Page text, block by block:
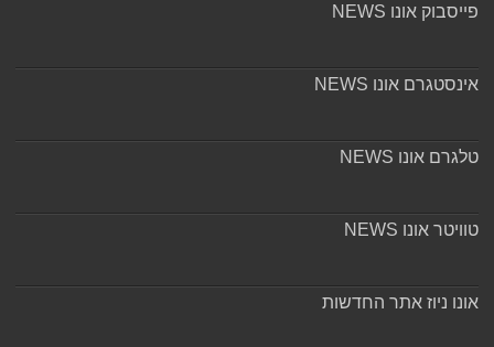
פייסבוק אונו NEWS
אינסטגרם אונו NEWS
טלגרם אונו NEWS
טוויטר אונו NEWS
אונו ניוז אתר החדשות